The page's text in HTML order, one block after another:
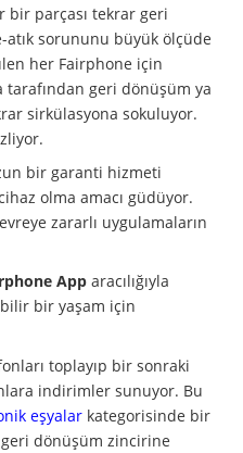
bir parçası tekrar geri
sorununu büyük ölçüde
her Fairphone için
geri dönüşüm ya
sirkülasyona sokuluyor.
bir garanti hizmeti
olma amacı güdüyor.
zararlı uygulamaların
App aracılığıyla
bir yaşam için
toplayıp bir sonraki
indirimler sunuyor. Bu
eşyalar kategorisinde bir
dönüşüm zincirine